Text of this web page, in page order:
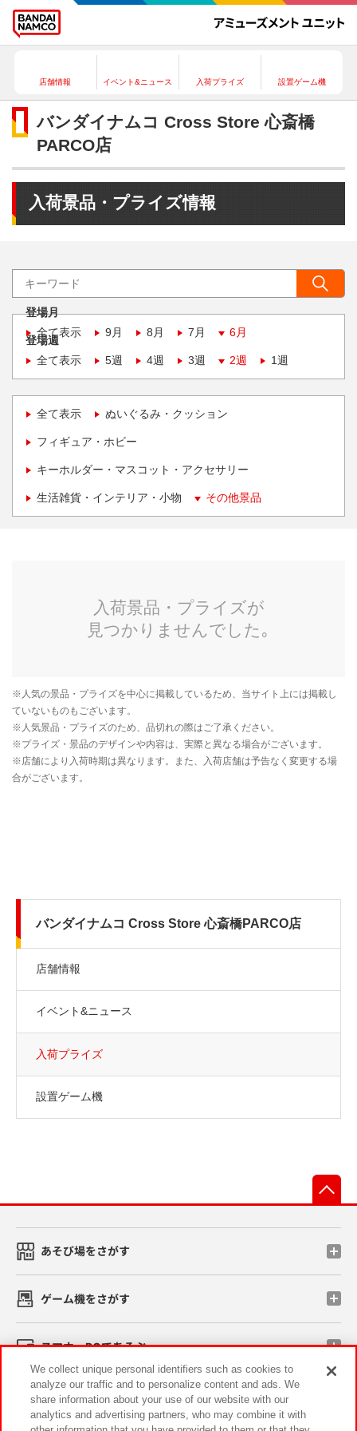
店舗情報 イベント&ニュース 入荷プライズ 設置ゲーム機
バンダイナムコ Cross Store 心斎橋
PARCO店
入荷景品・プライズ情報
登場月
全て表示
9月 8月 7月 6月
登場週
全て表示
5週 4週 3週 2週 1週
全て表示 ぬいぐるみ・クッション
フィギュア・ホビー
キーホルダー・マスコット・アクセサリー
生活雑貨・インテリア・小物 その他景品
バンダイナムコ Cross Store 心斎橋PARCO店
店舗情報
イベント&ニュース
入荷プライズ
設置ゲーム機
あそび場をさがす
ゲーム機をさがす
スマホ・PCであそぶ
イベント・キャンペーン
We collect unique personal identifiers such as cookies to
analyze our traffic and to personalize content and ads. We
share information about your use of our website with our
analytics and advertising partners, who may combine it with